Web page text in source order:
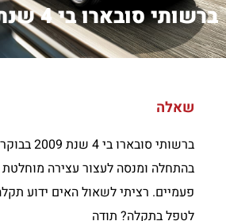
שאלה
ברשותי
בהתחלה ומנסה לעצור עצירה
פעמיים. רציתי לשאול האים ידוע
לטפל בתקלה? תודה